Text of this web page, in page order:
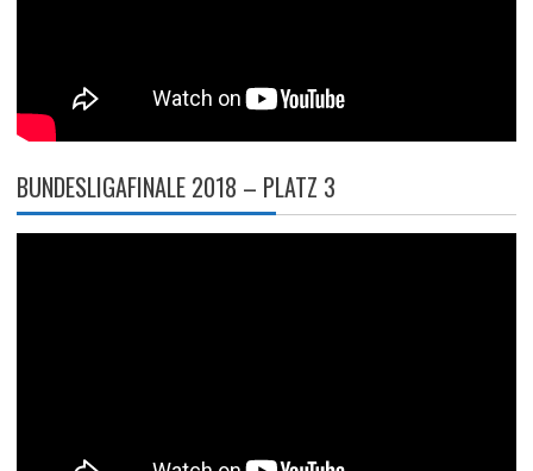
BUNDESLIGAFINALE 2018 – PLATZ 3